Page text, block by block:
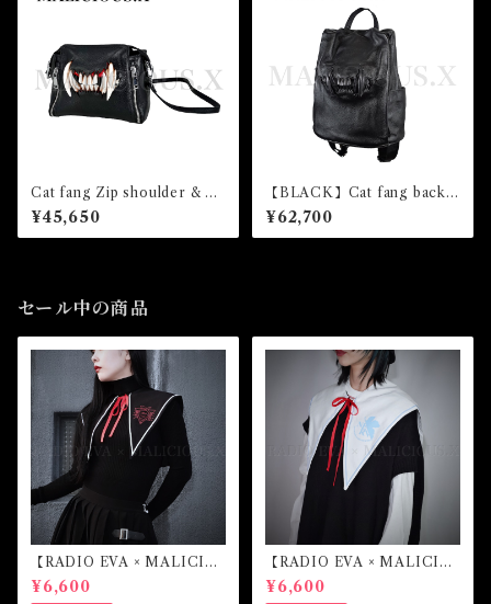
Cat fang Zip shoulder & Ha
nd Bag
¥45,650
【BLACK】Cat fang backp
ack
¥62,700
セール中の商品
【RADIO EVA × MALICIO
US.X】Sailor collar （第4の
使徒）
¥6,600
【RADIO EVA × MALICIO
US.X】Sailor collar （綾波
レイ）
¥6,600